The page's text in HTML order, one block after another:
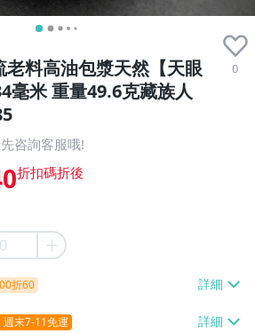
老料高油包漿天然【天眼
毫米 重量49.6克藏族人
0
咨詢客服哦!
折60
週末7-11免運